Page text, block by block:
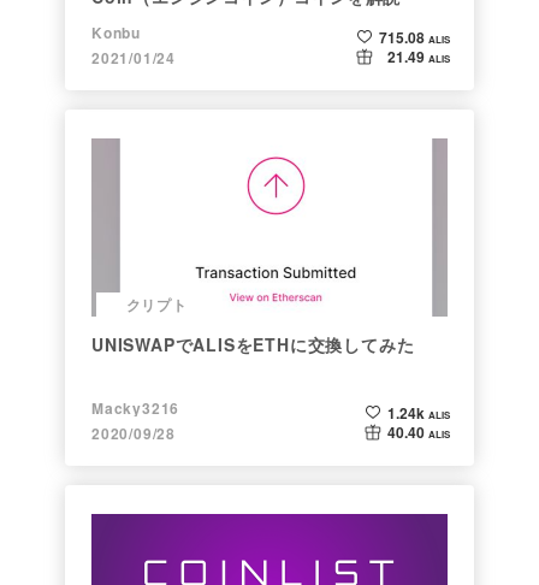
Konbu
2021/01/24
715.08 ALIS
21.49 ALIS
クリプト
UNISWAPでALISをETHに交換してみた
Macky3216
2020/09/28
1.24k ALIS
40.40 ALIS